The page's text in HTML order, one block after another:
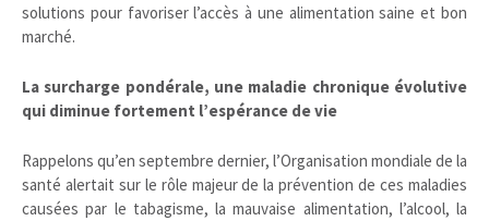
solutions pour favoriser l’accès à une alimentation saine et bon
marché.
La surcharge pondérale, une maladie chronique évolutive
qui diminue fortement l’espérance de vie
Rappelons qu’en septembre dernier, l’Organisation mondiale de la
santé alertait sur le rôle majeur de la prévention de ces maladies
causées par le tabagisme, la mauvaise alimentation, l’alcool, la